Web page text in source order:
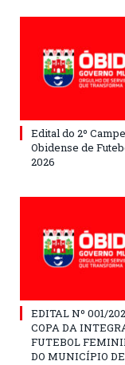
Edital do 2º
Obidense de
2026
EDITAL Nº 001/
COPA DA
FUTEBOL
DO MUNICÍPIO